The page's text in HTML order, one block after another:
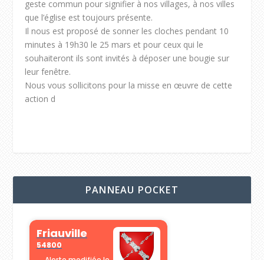
geste commun pour signifier à nos villages, à nos villes
que l’église est toujours présente.
Il nous est proposé de sonner les cloches pendant 10
minutes à 19h30 le 25 mars et pour ceux qui le
souhaiteront ils sont invités à déposer une bougie sur
leur fenêtre.
Nous vous sollicitons pour la misse en œuvre de cette
action d
PANNEAU POCKET